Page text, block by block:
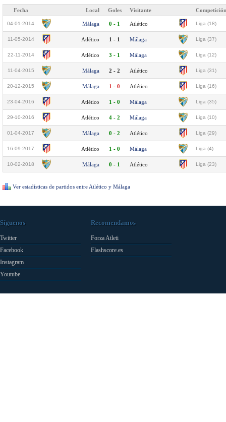
Fecha Local Goles Visitante Competición
04-01-2014 Málaga 0 - 1 Atlético Liga (18)
11-05-2014 Atlético 1 - 1 Málaga Liga (37)
22-11-2014 Atlético 3 - 1 Málaga Liga (12)
11-04-2015 Málaga 2 - 2 Atlético Liga (31)
20-12-2015 Málaga 1 - 0 Atlético Liga (16)
23-04-2016 Atlético 1 - 0 Málaga Liga (35)
29-10-2016 Atlético 4 - 2 Málaga Liga (10)
01-04-2017 Málaga 0 - 2 Atlético Liga (29)
16-09-2017 Atlético 1 - 0 Málaga Liga (4)
10-02-2018 Málaga 0 - 1 Atlético Liga (23)
Ver estadísticas de partidos entre Atlético y Málaga
Síguenos
Twitter
Facebook
Instagram
Youtube
Recomendamos
Forza Atleti
Flashscore.es